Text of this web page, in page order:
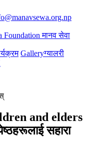
Foundation मानव सेवा
Galleryग्यालरी
and elders
सहारा